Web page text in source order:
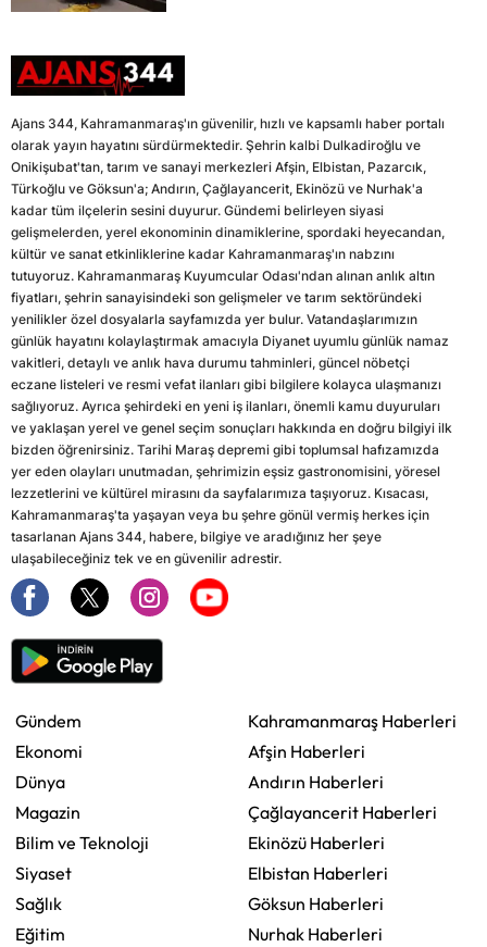
Ajans 344, Kahramanmaraş'ın güvenilir, hızlı ve kapsamlı haber portalı
olarak yayın hayatını sürdürmektedir. Şehrin kalbi Dulkadiroğlu ve
Onikişubat'tan, tarım ve sanayi merkezleri Afşin, Elbistan, Pazarcık,
Türkoğlu ve Göksun'a; Andırın, Çağlayancerit, Ekinözü ve Nurhak'a
kadar tüm ilçelerin sesini duyurur. Gündemi belirleyen siyasi
gelişmelerden, yerel ekonominin dinamiklerine, spordaki heyecandan,
kültür ve sanat etkinliklerine kadar Kahramanmaraş'ın nabzını
tutuyoruz. Kahramanmaraş Kuyumcular Odası'ndan alınan anlık altın
fiyatları, şehrin sanayisindeki son gelişmeler ve tarım sektöründeki
yenilikler özel dosyalarla sayfamızda yer bulur. Vatandaşlarımızın
günlük hayatını kolaylaştırmak amacıyla Diyanet uyumlu günlük namaz
vakitleri, detaylı ve anlık hava durumu tahminleri, güncel nöbetçi
eczane listeleri ve resmi vefat ilanları gibi bilgilere kolayca ulaşmanızı
sağlıyoruz. Ayrıca şehirdeki en yeni iş ilanları, önemli kamu duyuruları
ve yaklaşan yerel ve genel seçim sonuçları hakkında en doğru bilgiyi ilk
bizden öğrenirsiniz. Tarihi Maraş depremi gibi toplumsal hafızamızda
yer eden olayları unutmadan, şehrimizin eşsiz gastronomisini, yöresel
lezzetlerini ve kültürel mirasını da sayfalarımıza taşıyoruz. Kısacası,
Kahramanmaraş'ta yaşayan veya bu şehre gönül vermiş herkes için
tasarlanan Ajans 344, habere, bilgiye ve aradığınız her şeye
ulaşabileceğiniz tek ve en güvenilir adrestir.
Gündem
Ekonomi
Dünya
Magazin
Bilim ve Teknoloji
Siyaset
Sağlık
Eğitim
Kahramanmaraş Haberleri
Afşin Haberleri
Andırın Haberleri
Çağlayancerit Haberleri
Ekinözü Haberleri
Elbistan Haberleri
Göksun Haberleri
Nurhak Haberleri